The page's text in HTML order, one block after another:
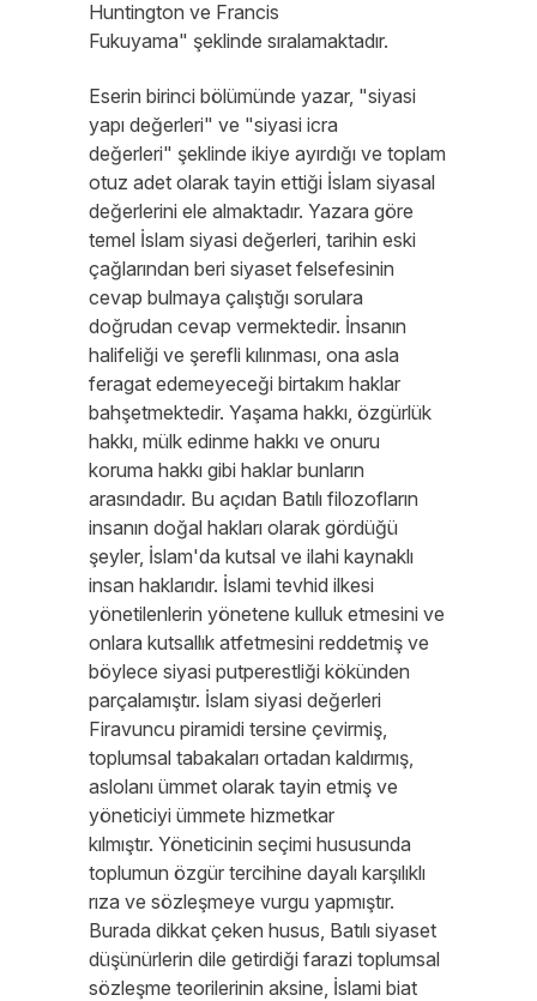
Huntington ve Francis
Fukuyama" şeklinde sıralamaktadır.
Eserin birinci bölümünde yazar, "siyasi
yapı değerleri" ve "siyasi icra
değerleri" şeklinde ikiye ayırdığı ve toplam
otuz adet olarak tayin ettiği İslam siyasal
değerlerini ele almaktadır. Yazara göre
temel İslam siyasi değerleri, tarihin eski
çağlarından beri siyaset felsefesinin
cevap bulmaya çalıştığı sorulara
doğrudan cevap vermektedir. İnsanın
halifeliği ve şerefli kılınması, ona asla
feragat edemeyeceği birtakım haklar
bahşetmektedir. Yaşama hakkı, özgürlük
hakkı, mülk edinme hakkı ve onuru
koruma hakkı gibi haklar bunların
arasındadır. Bu açıdan Batılı filozofların
insanın doğal hakları olarak gördüğü
şeyler, İslam'da kutsal ve ilahi kaynaklı
insan haklarıdır. İslami tevhid ilkesi
yönetilenlerin yönetene kulluk etmesini ve
onlara kutsallık atfetmesini reddetmiş ve
böylece siyasi putperestliği kökünden
parçalamıştır. İslam siyasi değerleri
Firavuncu piramidi tersine çevirmiş,
toplumsal tabakaları ortadan kaldırmış,
aslolanı ümmet olarak tayin etmiş ve
yöneticiyi ümmete hizmetkar
kılmıştır. Yöneticinin seçimi hususunda
toplumun özgür tercihine dayalı karşılıklı
rıza ve sözleşmeye vurgu yapmıştır.
Burada dikkat çeken husus, Batılı siyaset
düşünürlerin dile getirdiği farazi toplumsal
sözleşme teorilerinin aksine, İslami biat